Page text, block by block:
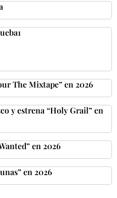
The Mixtape” en 2026
y estrena “Holy Grail” en
en 2026
en 2026